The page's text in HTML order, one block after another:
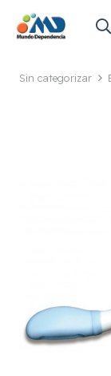
Sin categorizar